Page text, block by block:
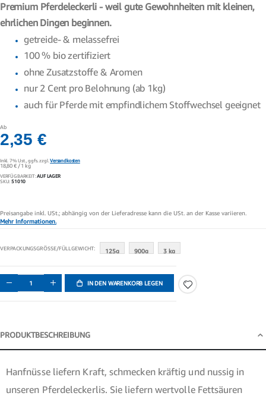
Premium Pferdeleckerli - weil gute Gewohnheiten mit kleinen,
ehrlichen Dingen beginnen.
getreide- & melassefrei
100 % bio zertifiziert
ohne Zusatzstoffe & Aromen
nur 2 Cent pro Belohnung (ab 1kg)
auch für Pferde mit empfindlichem Stoffwechsel geeignet
Ab
2,35 €
Inkl. 7% Ust.,ggfs. zzgl.Versandkosten
18,80 €/ 1 kg
VERFÜGBARKEIT:AUF LAGER
SKU 51010
Preisangabe inkl. USt.; abhängig von der Lieferadresse kann die USt. an der Kasse variieren.
Mehr Informationen.
VERPACKUNGSGRÖSSE/FÜLLGEWICHT 125g 900g 3 kg
IN DEN WARENKORB LEGEN
PRODUKTBESCHREIBUNG
Produktbeschreibung
Hanf­nüsse liefern Kraft, schmecken kräftig und nussig in
unseren Pferdeleckerlis. Sie liefern wertvolle Fettsäuren